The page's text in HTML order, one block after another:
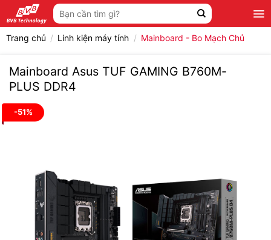
qua
nội
Tìm
kiếm:
Trang chủ / Linh kiện máy tính / Mainboard - Bo Mạch Chủ
Mainboard Asus TUF GAMING B760M-
PLUS DDR4
-51%